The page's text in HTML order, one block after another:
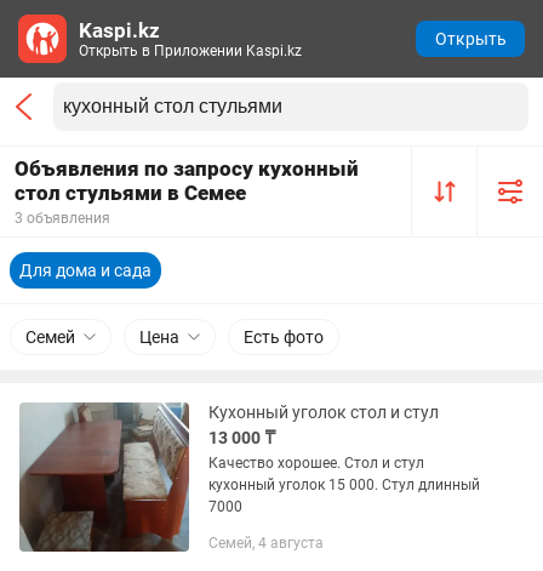
Объявления по запросу кухонный
стол стульями в Семее
3 объявления
Для дома и сада
Семей Цена Есть фото
Кухонный уголок стол и стул
13 000 ₸
Качество хорошее. Стол и стул
кухонный уголок 15 000. Стул длинный
7000
Семей, 4 августа
Kaspi.kz
Открыть в Приложении Kaspi.kz
Открыть